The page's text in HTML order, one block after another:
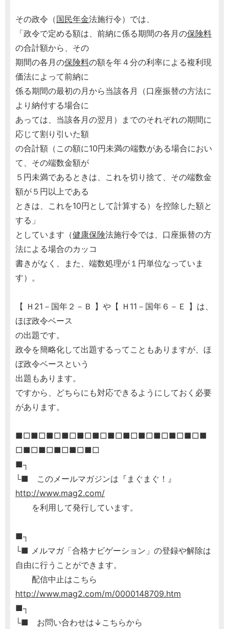
その政令（国民年金法施行令）では、
「政令で定める額は、前納に係る期間の各月の保険料
の合計額から、その
期間の各月の保険料の額を年４分の利率による複利現
価法によって前納に
係る期間の最初の月から当該各月（口座振替の方法に
より納付する場合に
あっては、当該各月の翌月）までのそれぞれの期間に
応じて割り引いた額
の合計額（この額に10円未満の端数がある場合におい
て、その端数金額が
５円未満であるときは、これを切り捨て、その端数金
額が５円以上である
ときは、これを10円として計算する）を控除した額と
する」
としています（健康保険法施行令では、口座振替の方
法による場合のカッコ
書きがなく、また、端数処理が１円単位なっていま
す）。
【 Ｈ21－国年２－Ｂ 】や【 Ｈ11－国年６－Ｅ 】は、
ほぼ政令ベース
の出題です。
政令を簡略化して出題するってこともありますが、ほ
ぼ政令ベースという
出題もあります。
ですから、どちらにも対応できるようにしておく必要
があります。
■□■□■□■□■□■□■□■□■□■□■□■□■
□■□■□■□■□■□
■┐
└■ このメールマガジンは『まぐまぐ！』
http://www.mag2.com/
を利用して発行しています。
■┐
└■ メルマガ「合格ナビゲーション」の登録や解除は
自由に行うことができます。
配信中止はこちら
http://www.mag2.com/m/0000148709.htm
■┐
└■ お問い合わせは↓こちらから